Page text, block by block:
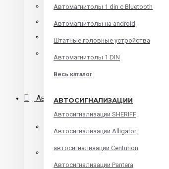
Автомагнитолы 1 din с Bluetooth
Автомагнитолы на android
Штатные головные устройства
Автомагнитолы 1 DIN
Весь каталог
АВТОСИГНАЛИЗАЦИИ
Автосигнализации SHERIFF
Автосигнализации Alligator
автосигнализации Centurion
Автосигнализации Pantera
Компонентная акустика
Твитеры
Корпуса для сабвуфера
Автомагнитолы
Автомагнитолы на android